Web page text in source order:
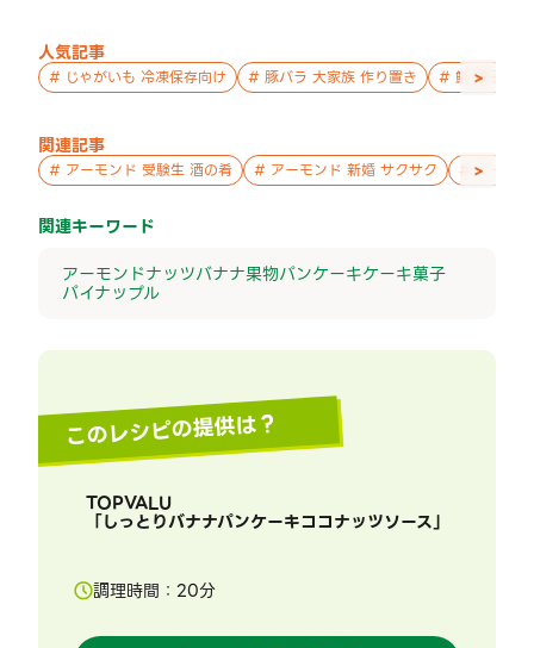
人気記事
# じゃがいも 冷凍保存向け # 豚バラ 大家族 作り置き # 鮭 親子 作
>
関連記事
# アーモンド 受験生 酒の肴 # アーモンド 新婚 サクサク #アーモ
>
関連キーワード
アーモンドナッツバナナ果物パンケーキケーキ菓子
パイナップル
このレシピの提供は？
TOPVALU
「しっとりバナナパンケーキココナッツソース」
調理時間： 20分